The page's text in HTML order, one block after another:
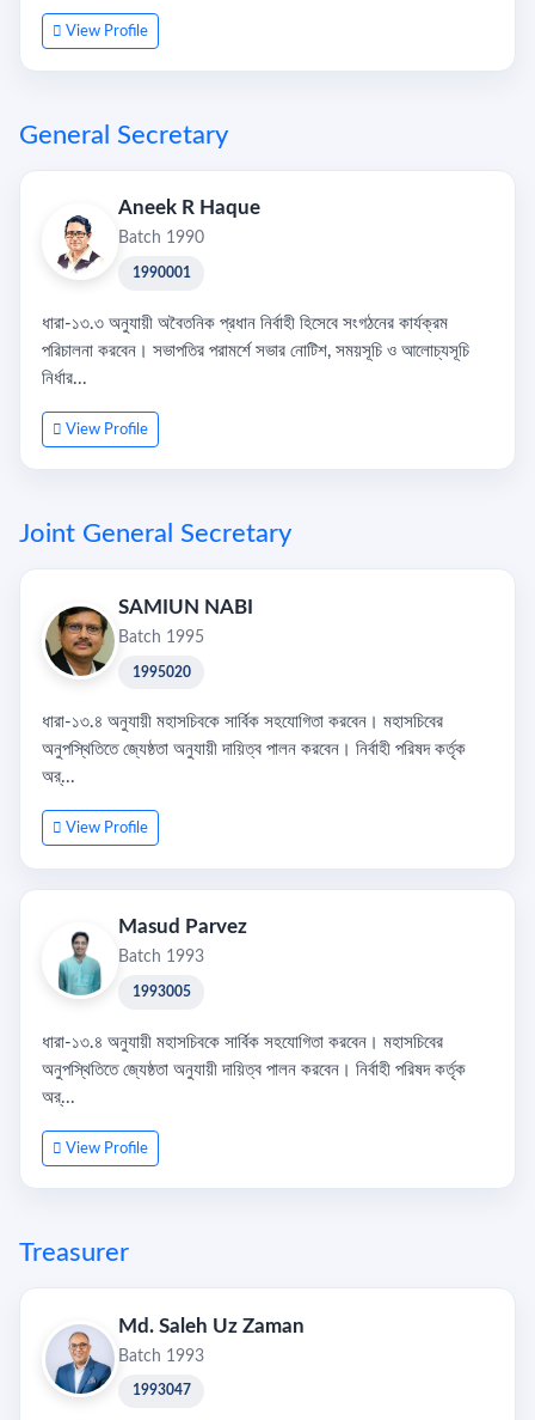
View Profile
General Secretary
Aneek R Haque
Batch 1990
1990001
ধারা-১৩.৩ অনুযায়ী অবৈতনিক প্রধান নির্বাহী হিসেবে সংগঠনের কার্যক্রম
পরিচালনা করবেন। সভাপতির পরামর্শে সভার নোটিশ, সময়সূচি ও আলোচ্যসূচি
নির্ধার...
View Profile
Joint General Secretary
SAMIUN NABI
Batch 1995
1995020
ধারা-১৩.৪ অনুযায়ী মহাসচিবকে সার্বিক সহযোগিতা করবেন। মহাসচিবের
অনুপস্থিতিতে জ্যেষ্ঠতা অনুযায়ী দায়িত্ব পালন করবেন। নির্বাহী পরিষদ কর্তৃক
অর্...
View Profile
Masud Parvez
Batch 1993
1993005
ধারা-১৩.৪ অনুযায়ী মহাসচিবকে সার্বিক সহযোগিতা করবেন। মহাসচিবের
অনুপস্থিতিতে জ্যেষ্ঠতা অনুযায়ী দায়িত্ব পালন করবেন। নির্বাহী পরিষদ কর্তৃক
অর্...
View Profile
Treasurer
Md. Saleh Uz Zaman
Batch 1993
1993047